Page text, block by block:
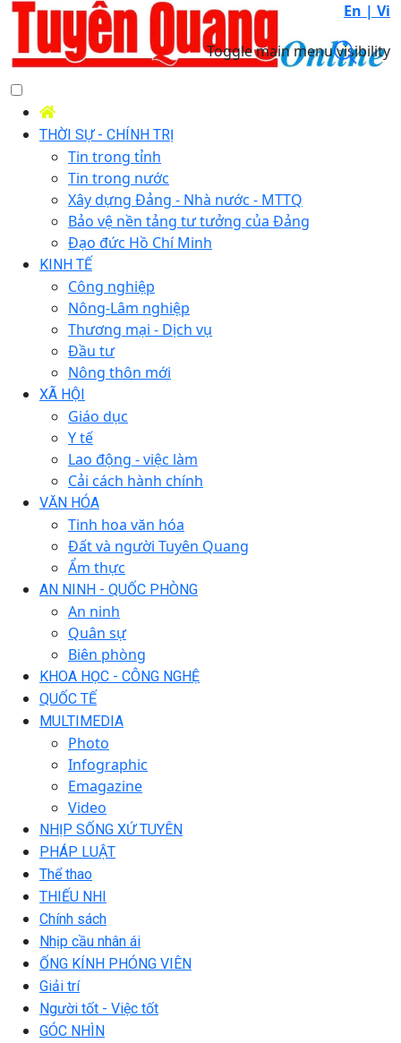
En | Vi
Toggle main menu visibility
THỜI SỰ - CHÍNH TRỊ
Tin trong tỉnh
Tin trong nước
Xây dựng Đảng - Nhà nước - MTTQ
Bảo vệ nền tảng tư tưởng của Đảng
Đạo đức Hồ Chí Minh
KINH TẾ
Công nghiệp
Nông-Lâm nghiệp
Thương mại - Dịch vụ
Đầu tư
Nông thôn mới
XÃ HỘI
Giáo dục
Y tế
Lao động - việc làm
Cải cách hành chính
VĂN HÓA
Tinh hoa văn hóa
Đất và người Tuyên Quang
Ẩm thực
AN NINH - QUỐC PHÒNG
An ninh
Quân sự
Biên phòng
KHOA HỌC - CÔNG NGHỆ
QUỐC TẾ
MULTIMEDIA
Photo
Infographic
Emagazine
Video
NHỊP SỐNG XỨ TUYÊN
PHÁP LUẬT
Thể thao
THIẾU NHI
Chính sách
Nhịp cầu nhân ái
ỐNG KÍNH PHÓNG VIÊN
Giải trí
Người tốt - Việc tốt
GÓC NHÌN